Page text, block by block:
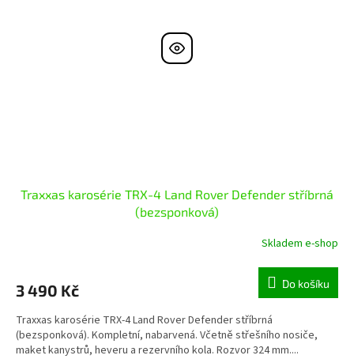
Traxxas karosérie TRX-4 Land Rover Defender stříbrná
(bezsponková)
Skladem e-shop
3 490 Kč Do košíku
Traxxas karosérie TRX-4 Land Rover Defender stříbrná
(bezsponková). Kompletní, nabarvená. Včetně střešního nosiče,
maket kanystrů, heveru a rezervního kola. Rozvor 324 mm....